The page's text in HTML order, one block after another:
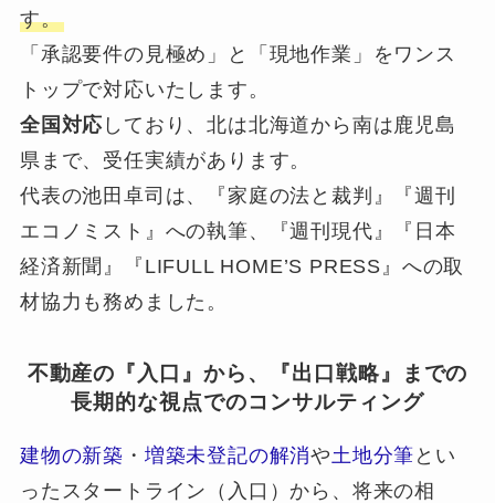
す。
「承認要件の見極め」と「現地作業」をワンス
トップで対応いたします。
全国対応 しており、北は北海道から南は鹿児島
県まで、受任実績があります。
代表の池田卓司は、『家庭の法と裁判』『週刊
エコノミスト』への執筆、『週刊現代』『日本
経済新聞』『LIFULL HOME’S PRESS』への取
材協力も務めました。
不動産の『入口』から、『出口戦略』までの
長期的な視点でのコンサルティング
建物の新築 ・ 増築未登記の解消や 土地分筆 とい
ったスタートライン（入口）から、将来の相